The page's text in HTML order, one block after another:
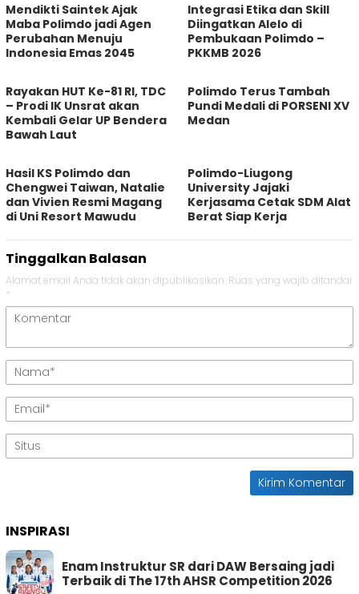
Mendikti Saintek Ajak
Maba Polimdo jadi Agen
Perubahan Menuju
Indonesia Emas 2045
Integrasi Etika dan Skill
Diingatkan Alelo di
Pembukaan Polimdo –
PKKMB 2026
Rayakan HUT Ke-81 RI, TDC
– Prodi IK Unsrat akan
Kembali Gelar UP Bendera
Bawah Laut
Polimdo Terus Tambah
Pundi Medali di PORSENI XV
Medan
Hasil KS Polimdo dan
Chengwei Taiwan, Natalie
dan Vivien Resmi Magang
di Uni Resort Mawudu
Polimdo-Liugong
University Jajaki
Kerjasama Cetak SDM Alat
Berat Siap Kerja
Tinggalkan Balasan
Alamat email Anda tidak akan dipublikasikan. Ruas yang wajib ditandai
*
INSPIRASI
Enam Instruktur SR dari DAW Bersaing jadi
Terbaik di The 17th AHSR Competition 2026